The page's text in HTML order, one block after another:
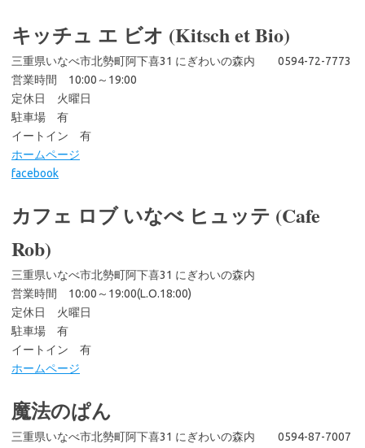
キッチュ エ ビオ (Kitsch et Bio)
三重県いなべ市北勢町阿下喜31 にぎわいの森内 0594-72-7773
営業時間 10:00～19:00
定休日 火曜日
駐車場 有
イートイン 有
ホームページ
facebook
カフェ ロブ いなべ ヒュッテ (Cafe
Rob)
三重県いなべ市北勢町阿下喜31 にぎわいの森内
営業時間 10:00～19:00(L.O.18:00)
定休日 火曜日
駐車場 有
イートイン 有
ホームページ
魔法のぱん
三重県いなべ市北勢町阿下喜31 にぎわいの森内 0594-87-7007